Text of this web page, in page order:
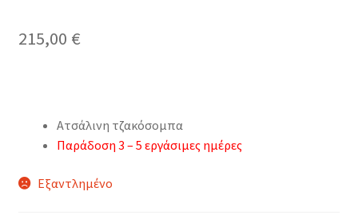
215,00 €
Ατσάλινη τζακόσομπα
Παράδοση 3 – 5 εργάσιμες ημέρες
Εξαντλημένο